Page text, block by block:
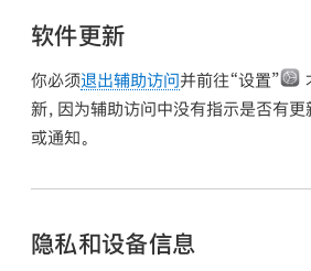
软件更新
你必须退出辅助访问并前往“设置”
新，因为辅助访问中没有指示是否有
或通知。
隐私和设备信息